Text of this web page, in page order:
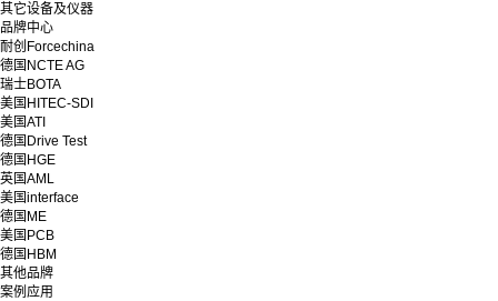
其它设备及仪器
品牌中心
耐创Forcechina
德国NCTE AG
瑞士BOTA
美国HITEC-SDI
美国ATI
德国Drive Test
德国HGE
英国AML
美国interface
德国ME
美国PCB
德国HBM
其他品牌
案例应用